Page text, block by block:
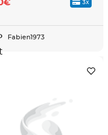
3x
Fabien1973